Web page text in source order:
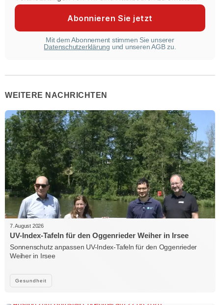
Mit dem Abonnement stimmen Sie unserer
Datenschutzerklärung und unseren AGB zu.
WEITERE NACHRICHTEN
Gesundheit
7. August 2026
UV-Index-Tafeln für den Oggenrieder Weiher in Irsee
Sonnenschutz anpassen UV-Index-Tafeln für den Oggenrieder
Weiher in Irsee